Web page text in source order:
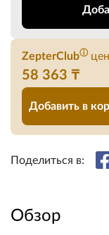
ZepterClubⓘ
58 363 ₸
Добавить в
Поделиться в:
Обзор